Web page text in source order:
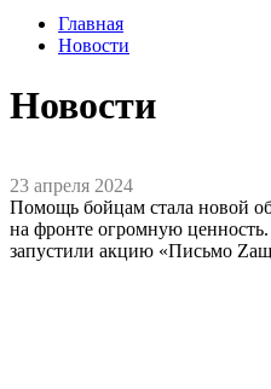
Главная
Новости
Новости
23 апреля 2024
Помощь бойцам стала новой
на фронте огромную
запустили акцию «Письмо